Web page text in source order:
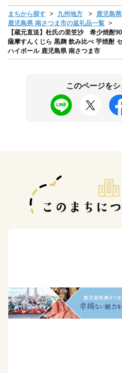
まちから探す 九州地方
鹿児島
鹿児島県 南さつま市の返礼品一覧
【蔵元直送】杜氏の里笠沙 希少焼酎
薩摩すんくじら 黒麹 飲み比べ 芋焼酎
ハイボール 鹿児島県 南さつま市
このページを